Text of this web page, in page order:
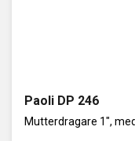
Paoli DP 246
Mutterdragare 1",